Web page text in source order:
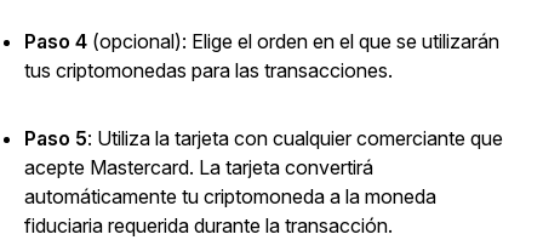
Paso 4 (opcional): Elige el orden en el que se utilizarán
tus criptomonedas para las transacciones.
Paso 5: Utiliza la tarjeta con cualquier comerciante que
acepte Mastercard. La tarjeta convertirá
automáticamente tu criptomoneda a la moneda
fiduciaria requerida durante la transacción.